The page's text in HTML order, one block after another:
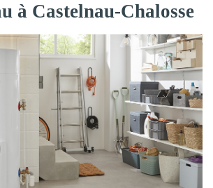
à Castelnau-Chalosse